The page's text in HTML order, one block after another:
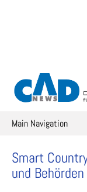
Main Navigation
Smart
und